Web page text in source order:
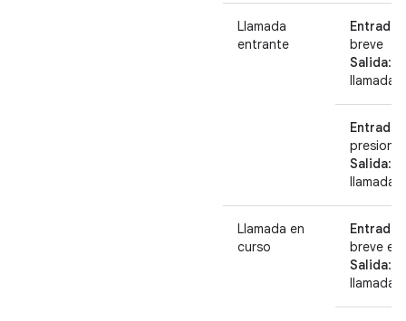
Llamada
entrante
Entrada
breve
Salida:
llamada
Entrada
Salida:
llamada
Llamada en
curso
Entrada
breve en
Salida:
llamada